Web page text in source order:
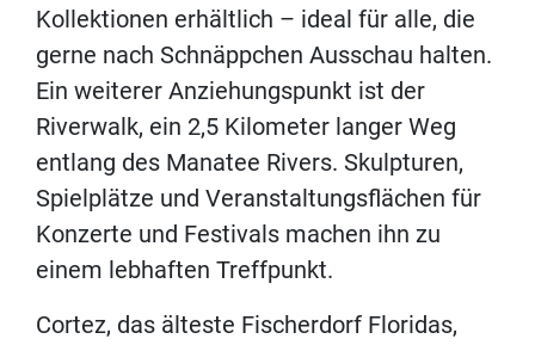
Kollektionen erhältlich – ideal für alle, die
gerne nach Schnäppchen Ausschau halten.
Ein weiterer Anziehungspunkt ist der
Riverwalk, ein 2,5 Kilometer langer Weg
entlang des Manatee Rivers. Skulpturen,
Spielplätze und Veranstaltungsflächen für
Konzerte und Festivals machen ihn zu
einem lebhaften Treffpunkt.
Cortez, das älteste Fischerdorf Floridas,